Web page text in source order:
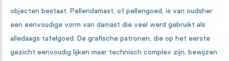
objecten bestaat. Pellendamast, of pellengoed, is van oudsher
een eenvoudige vorm van damast die veel werd gebruikt als
alledaags tafelgoed. De grafische patronen, die op het eerste
gezicht eenvoudig lijken maar technisch complex zijn, bewijzen